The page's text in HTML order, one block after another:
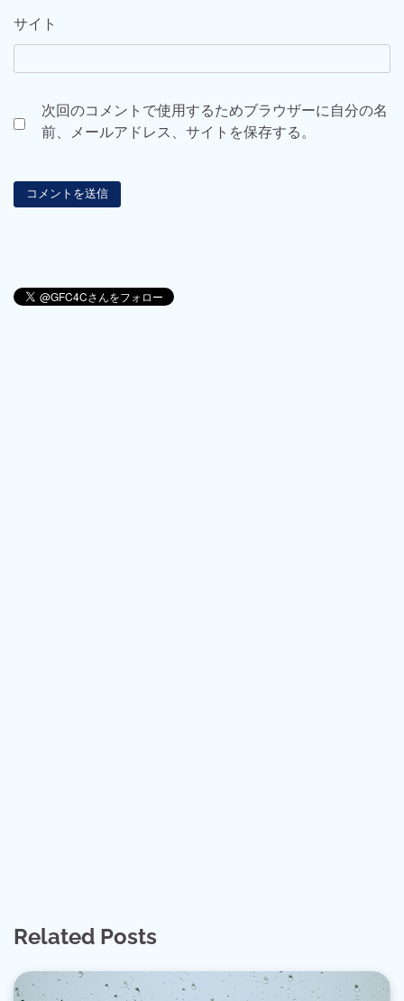
サイト
次回のコメントで使用するためブラウザーに自分の名
前、メールアドレス、サイトを保存する。
Related Posts